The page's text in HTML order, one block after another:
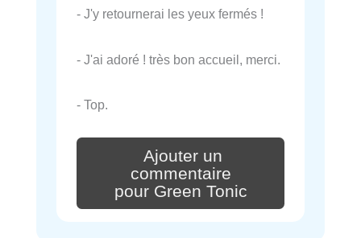
- J'y retournerai les yeux fermés !
- J'ai adoré ! très bon accueil, merci.
- Top.
Ajouter un
commentaire
pour Green Tonic